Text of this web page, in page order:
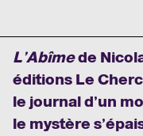
L’Abîmede
éditions Le
le journal d’un
le mystère